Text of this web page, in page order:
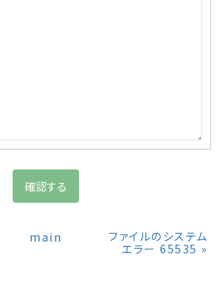
main
ファイルのシステム
エラー 65535 »